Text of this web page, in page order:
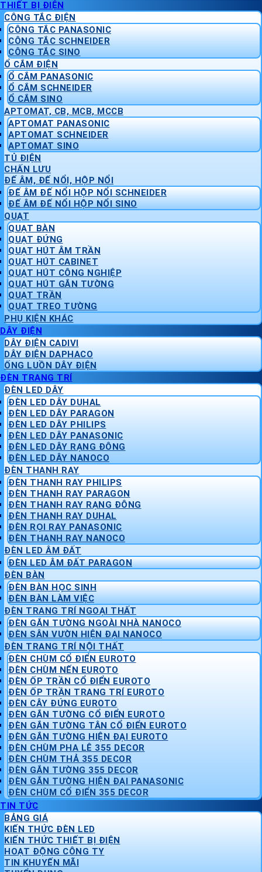
THIẾT BỊ ĐIỆN
CÔNG TẮC ĐIỆN
CÔNG TẮC PANASONIC
CÔNG TẮC SCHNEIDER
CÔNG TẮC SINO
Ổ CẮM ĐIỆN
Ổ CẮM PANASONIC
Ổ CẮM SCHNEIDER
Ổ CẮM SINO
APTOMAT, CB, MCB, MCCB
APTOMAT PANASONIC
APTOMAT SCHNEIDER
APTOMAT SINO
TỦ ĐIỆN
CHẤN LƯU
ĐẾ ÂM, ĐẾ NỔI, HỘP NỔI
ĐẾ ÂM ĐẾ NỔI HỘP NỔI SCHNEIDER
ĐẾ ÂM ĐẾ NỔI HỘP NỔI SINO
QUẠT
QUẠT BÀN
QUẠT ĐỨNG
QUẠT HÚT ÂM TRẦN
QUẠT HÚT CABINET
QUẠT HÚT CÔNG NGHIỆP
QUẠT HÚT GẮN TƯỜNG
QUẠT TRẦN
QUẠT TREO TƯỜNG
PHỤ KIỆN KHÁC
DÂY ĐIỆN
DÂY ĐIỆN CADIVI
DÂY ĐIỆN DAPHACO
ỐNG LUỒN DÂY ĐIỆN
ĐÈN TRANG TRÍ
ĐÈN LED DÂY
ĐÈN LED DÂY DUHAL
ĐÈN LED DÂY PARAGON
ĐÈN LED DÂY PHILIPS
ĐÈN LED DÂY PANASONIC
ĐÈN LED DÂY RẠNG ĐÔNG
ĐÈN LED DÂY NANOCO
ĐÈN THANH RAY
ĐÈN THANH RAY PHILIPS
ĐÈN THANH RAY PARAGON
ĐÈN THANH RAY RẠNG ĐÔNG
ĐÈN THANH RAY DUHAL
ĐÈN RỌI RAY PANASONIC
ĐÈN THANH RAY NANOCO
ĐÈN LED ÂM ĐẤT
ĐÈN LED ÂM ĐẤT PARAGON
ĐÈN BÀN
ĐÈN BÀN HỌC SINH
ĐÈN BÀN LÀM VIỆC
ĐÈN TRANG TRÍ NGOẠI THẤT
ĐÈN GẮN TƯỜNG NGOÀI NHÀ NANOCO
ĐÈN SÂN VƯỜN HIỆN ĐẠI NANOCO
ĐÈN TRANG TRÍ NỘI THẤT
ĐÈN CHÙM CỔ ĐIỂN EUROTO
ĐÈN CHÙM NẾN EUROTO
ĐÈN ỐP TRẦN CỔ ĐIỂN EUROTO
ĐÈN ỐP TRẦN TRANG TRÍ EUROTO
ĐÈN CÂY ĐỨNG EUROTO
ĐÈN GẮN TƯỜNG CỔ ĐIỂN EUROTO
ĐÈN GẮN TƯỜNG TÂN CỔ ĐIỂN EUROTO
ĐÈN GẮN TƯỜNG HIỆN ĐẠI EUROTO
ĐÈN CHÙM PHA LÊ 355 DECOR
ĐÈN CHÙM THẢ 355 DECOR
ĐÈN GẮN TƯỜNG 355 DECOR
ĐÈN GẮN TƯỜNG HIỆN ĐẠI PANASONIC
ĐÈN CHÙM CỔ ĐIỂN 355 DECOR
TIN TỨC
BẢNG GIÁ
KIẾN THỨC ĐÈN LED
KIẾN THỨC THIẾT BỊ ĐIỆN
HOẠT ĐỘNG CÔNG TY
TIN KHUYẾN MÃI